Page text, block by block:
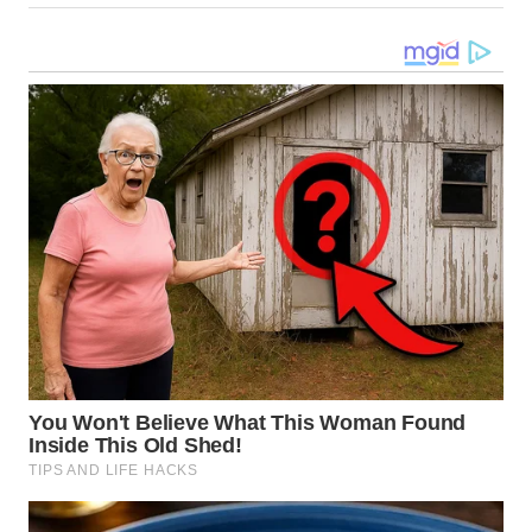
TAPANULI
SELATAN
WN
TANJUNG
LESUNG
WN
KARO
WN
SIMALUNGUN
WN